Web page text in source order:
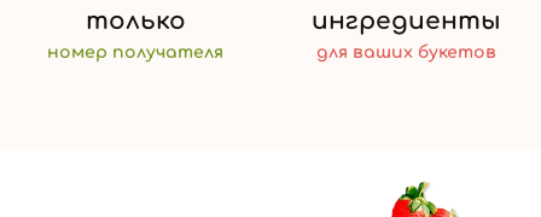
только
номер получателя
ингредиенты
для ваших букетов